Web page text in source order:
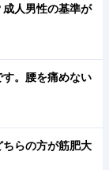
人男性の基準が
。腰を痛めない
らの方が筋肥大